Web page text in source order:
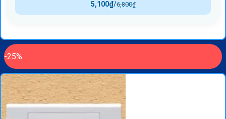
6,800₫
/
5,100₫
-25%